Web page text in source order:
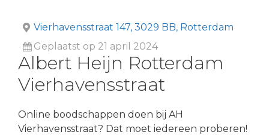
Vierhavensstraat 147, 3029 BB, Rotterdam
Geplaatst op 21 april 2024
Albert Heijn Rotterdam
Vierhavensstraat
Online boodschappen doen bij AH
Vierhavensstraat? Dat moet iedereen proberen!